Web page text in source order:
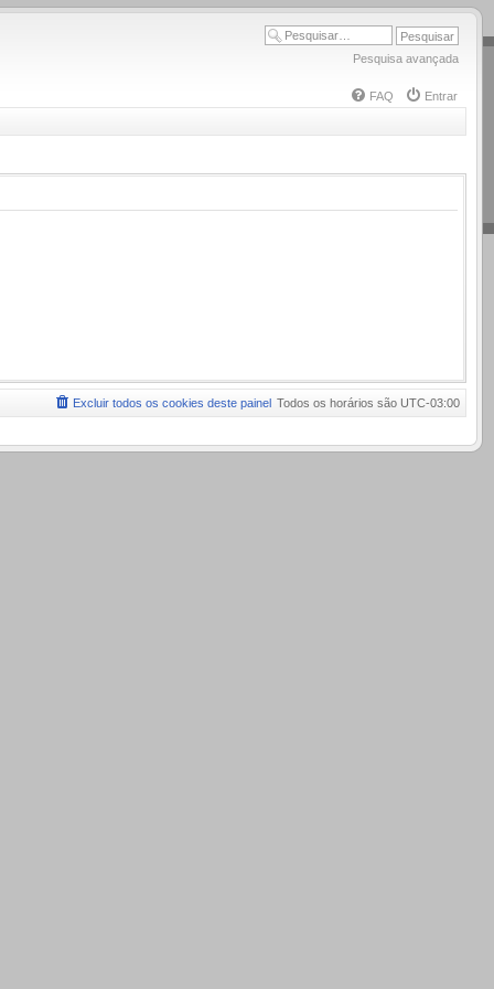
Pesquisa avançada
FAQ
Entrar
Todos os horários são UTC-03:00
Excluir todos os cookies deste painel